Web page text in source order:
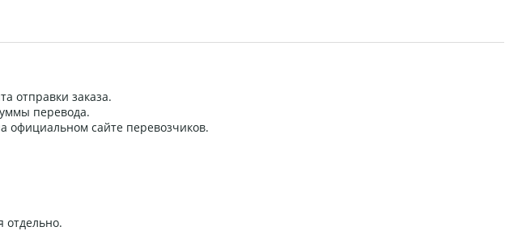
отправки заказа.
перевода.
официальном сайте перевозчиков.
отдельно.